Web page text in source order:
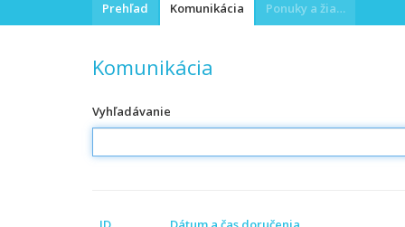
Prehľad Komunikácia Ponuky a žiadosti
Komunikácia
Vyhľadávanie